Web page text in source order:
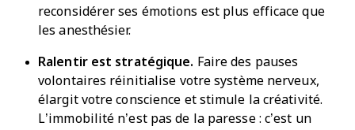
reconsidérer ses émotions est plus efficace que
les anesthésier.
Ralentir est stratégique. Faire des pauses
volontaires réinitialise votre système nerveux,
élargit votre conscience et stimule la créativité.
L’immobilité n’est pas de la paresse : c’est un